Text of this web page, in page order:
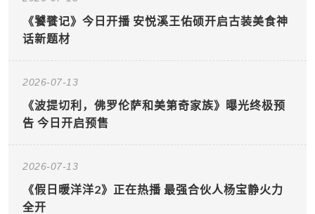
《饕餮记》今日开播 安悦溪王佑硕开启古装美食神
话新题材
2026-07-13
《波提切利，佛罗伦萨和美第奇家族》曝光终极预
告 今日开启预售
2026-07-13
《假日暖洋洋2》正在热播 最强合伙人杨宝静火力
全开